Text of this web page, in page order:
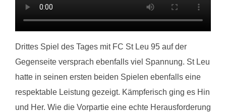
Drittes Spiel des Tages mit FC St Leu 95 auf der
Gegenseite versprach ebenfalls viel Spannung. St Leu
hatte in seinen ersten beiden Spielen ebenfalls eine
respektable Leistung gezeigt. Kämpferisch ging es Hin
und Her. Wie die Vorpartie eine echte Herausforderung